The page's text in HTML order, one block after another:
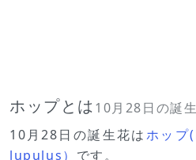
ホップとは10月28日の誕
10月28日の誕生花はホップ
lupulus） です。